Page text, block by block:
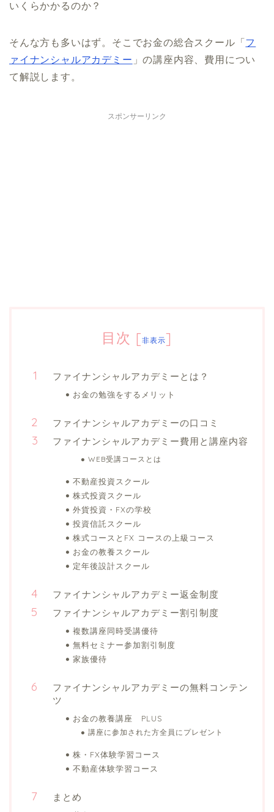
いくらかかるのか？
そんな方も多いはず。そこでお金の総合スクール「 フ
ァイナンシャルアカデミー 」の講座内容、費用につい
て解説します。
スポンサーリンク
目次 [非表示]
ファイナンシャルアカデミーとは？
お金の勉強をするメリット
ファイナンシャルアカデミーの口コミ
ファイナンシャルアカデミー費用と講座内容
WEB受講コースとは
不動産投資スクール
株式投資スクール
外貨投資・FXの学校
投資信託スクール
株式コースとFX コースの上級コース
お金の教養スクール
定年後設計スクール
ファイナンシャルアカデミー返金制度
ファイナンシャルアカデミー割引制度
複数講座同時受講優待
無料セミナー参加割引制度
家族優待
ファイナンシャルアカデミーの無料コンテン
ツ
お金の教養講座 PLUS
講座に参加された方全員にプレゼント
株・FX体験学習コース
不動産体験学習コース
まとめ